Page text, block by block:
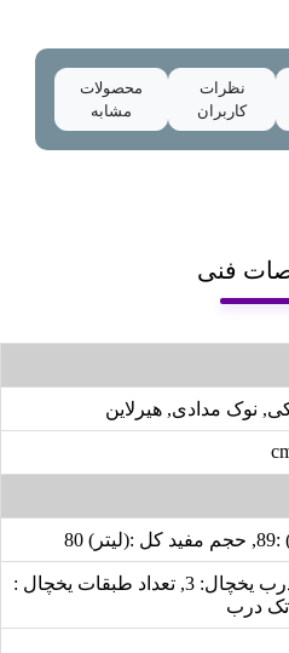
نظرات
کاربران
محصولات
مشابه
فنی
نوک مدادی, هیرلاین
تعداد طبقات درب یخچال: 3, تعداد طبقات یخچال :